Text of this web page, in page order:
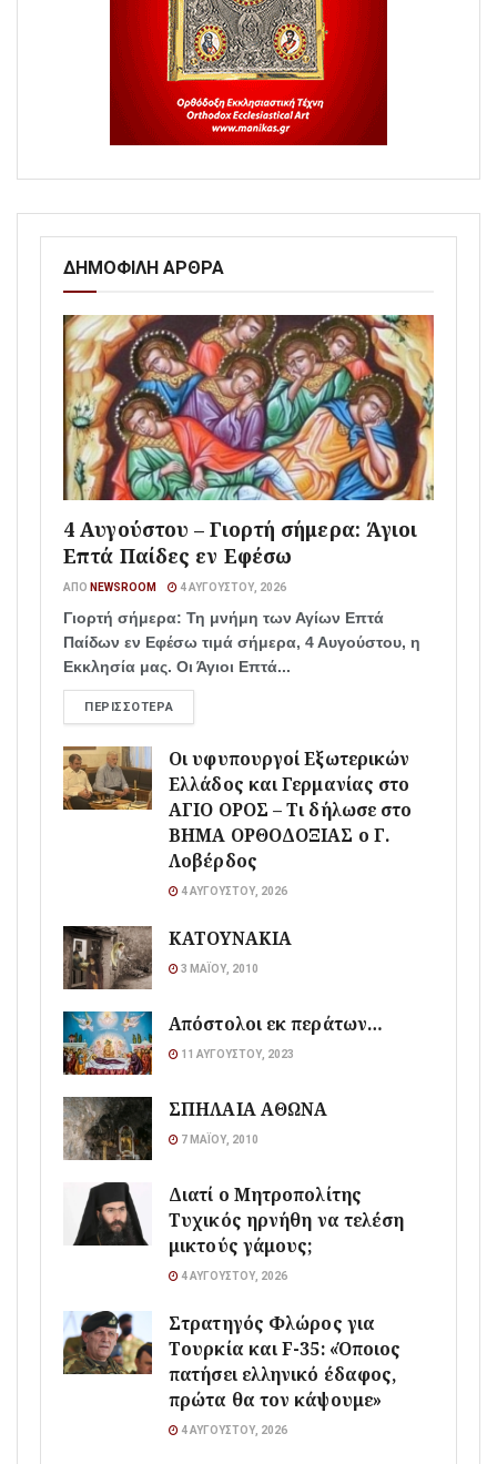
ΔΗΜΟΦΙΛΗ ΑΡΘΡΑ
4 Αυγούστου – Γιορτή σήμερα: Άγιοι
Επτά Παίδες εν Εφέσω
ΑΠΌ NEWSROOM 4 ΑΥΓΟΎΣΤΟΥ, 2026
Γιορτή σήμερα: Τη μνήμη των Αγίων Επτά
Παίδων εν Εφέσω τιμά σήμερα, 4 Αυγούστου, η
Εκκλησία μας. Οι Άγιοι Επτά...
ΠΕΡΙΣΣΌΤΕΡΑ
Οι υφυπουργοί Εξωτερικών
Ελλάδος και Γερμανίας στο
ΑΓΙΟ ΟΡΟΣ – Τι δήλωσε στο
ΒΗΜΑ ΟΡΘΟΔΟΞΙΑΣ ο Γ.
Λοβέρδος
4 ΑΥΓΟΎΣΤΟΥ, 2026
ΚΑΤΟΥΝΑΚΙΑ
3 ΜΑΪ́ΟΥ, 2010
Απόστολοι εκ περάτων…
11 ΑΥΓΟΎΣΤΟΥ, 2023
ΣΠΗΛΑΙΑ ΑΘΩΝΑ
7 ΜΑΪ́ΟΥ, 2010
Διατί ο Μητροπολίτης
Τυχικός ηρνήθη να τελέση
μικτούς γάμους;
4 ΑΥΓΟΎΣΤΟΥ, 2026
Στρατηγός Φλώρος για
Τουρκία και F-35: «Όποιος
πατήσει ελληνικό έδαφος,
πρώτα θα τον κάψουμε»
4 ΑΥΓΟΎΣΤΟΥ, 2026